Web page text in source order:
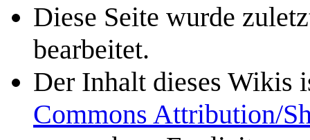
Diese Seite wurde
bearbeitet.
Der Inhalt dieses Wikis
Commons Attribution/